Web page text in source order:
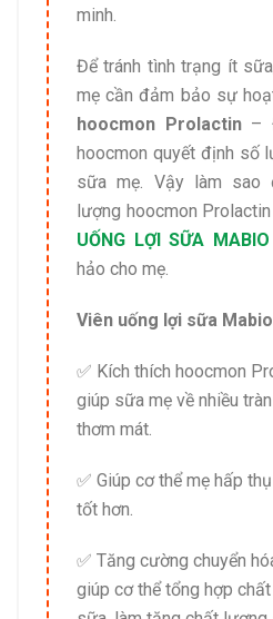
minh.
Để tránh tình trạng ít
mẹ cần đảm bảo sự
hoocmon Prolactin–
hoocmon quyết định số
sữa mẹ. Vậy làm sao
lượng hoocmon
UỐNG LỢI SỮA MABIO
hảo cho mẹ.
Viên uống lợi sữa
✅ Kích thích hoocmon
giúp sữa mẹ về nhiều
thơm mát.
✅ Giúp cơ thể mẹ hấp
tốt hơn.
✅ Tăng cường chuyển
giúp cơ thể tổng hợp